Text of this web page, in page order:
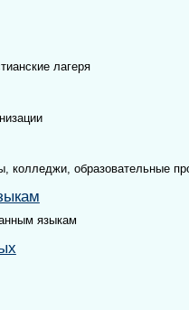
лагеря
колледжи, образовательные
языкам